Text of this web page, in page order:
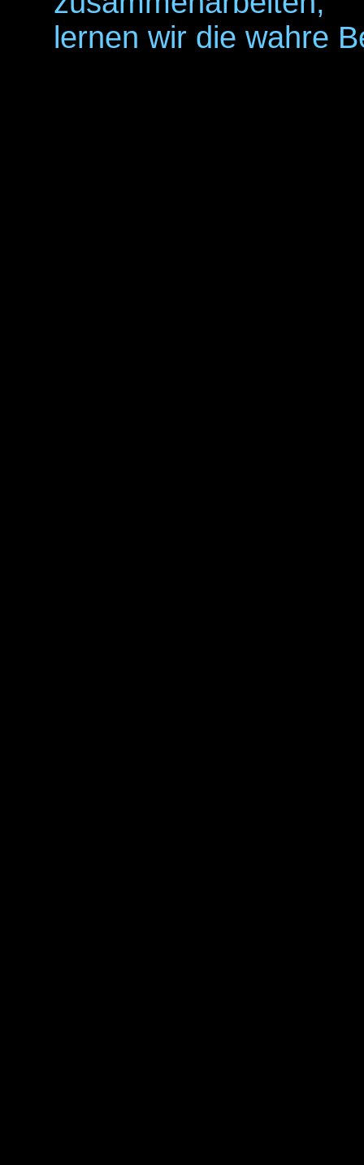
lernen wir die wahre